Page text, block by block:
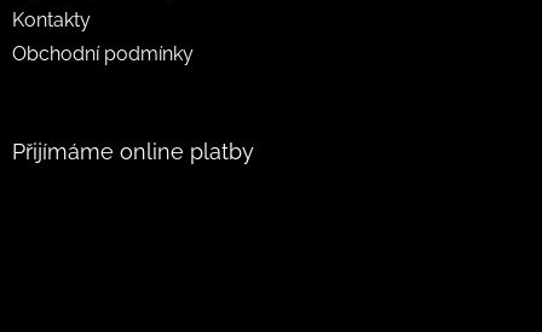
Kontakty
Obchodní podmínky
Přijímáme online platby